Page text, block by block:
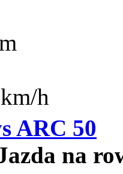
km/h
ARC 50
na